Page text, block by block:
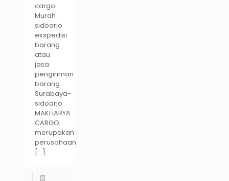
cargo
Murah
sidoarjo
ekspedisi
barang
atau
jasa
pengiriman
barang
Surabaya-
sidoarjo
MAKHARYA
CARGO
merupakan
perusahaan
[…]